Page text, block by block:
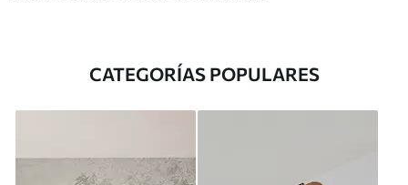
CATEGORÍAS POPULARES